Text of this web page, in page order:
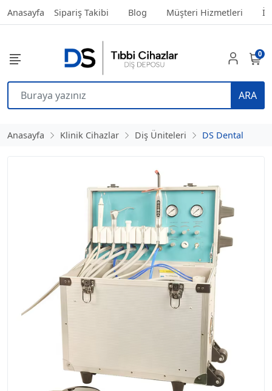
Anasayfa Sipariş Takibi Blog Müşteri Hizmetleri
ARA
0
Anasayfa Klinik Cihazlar Diş Üniteleri DS Dental